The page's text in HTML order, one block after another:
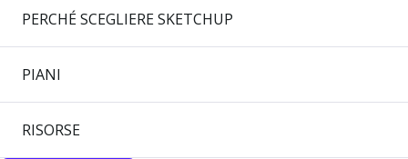
PERCHÉ SCEGLIERE SKETCHUP
PIANI
RISORSE